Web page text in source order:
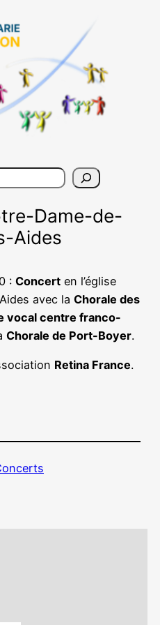
Dame-de-
Aides
: Concert en l’église
avec la Chorale des
vocal centre franco-
Chorale de Port-Boyer.
Retina France.